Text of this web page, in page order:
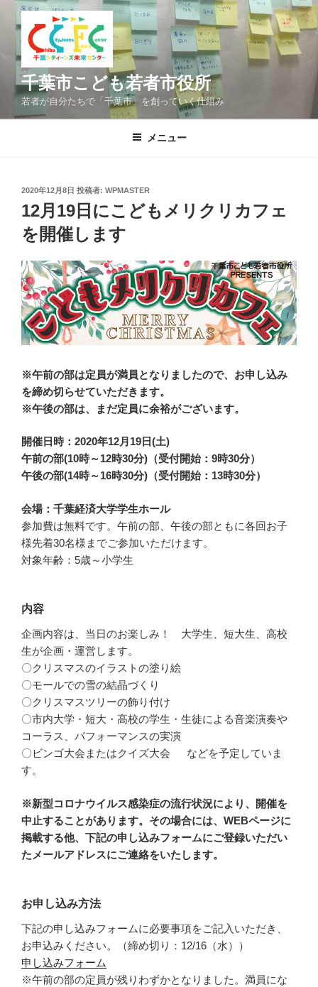
千葉市こども若者市役所
若者が自分たちで「千葉市」を創っていく仕組み
メニュー
投
稿
日:
2020年12月8日 投稿者: WPMASTER
12月19日にこどもメリクリカフェ
を開催します
※午前の部は定員が満員となりましたので、お申し込み
を締め切らせていただきます。
※午後の部は、まだ定員に余裕がございます。
開催日時：2020年12月19日(土)
午前の部(10時～12時30分)（受付開始：9時30分）
午後の部(14時～16時30分)（受付開始：13時30分）
会場：千葉経済大学学生ホール
参加費は無料です。午前の部、午後の部ともに各回お子
様先着30名様までご参加いただけます。
対象年齢：5歳～小学生
内容
企画内容は、当日のお楽しみ！ 大学生、短大生、高校
生が企画・運営します。
〇クリスマスのイラストの塗り絵
〇モールでの雪の結晶づくり
〇クリスマスツリーの飾り付け
〇市内大学・短大・高校の学生・生徒による音楽演奏や
コーラス、パフォーマンスの実演
〇ビンゴ大会またはクイズ大会 などを予定していま
す。
※新型コロナウイルス感染症の流行状況により、開催を
中止することがあります。その場合には、WEBページに
掲載する他、下記の申し込みフォームにご登録いただい
たメールアドレスにご連絡をいたします。
お申し込み方法
下記の申し込みフォームに必要事項をご記入いただき、
お申込みください。（締め切り：12/16（水））
申し込みフォーム
※午前の部の定員が残りわずかとなりました。満員にな